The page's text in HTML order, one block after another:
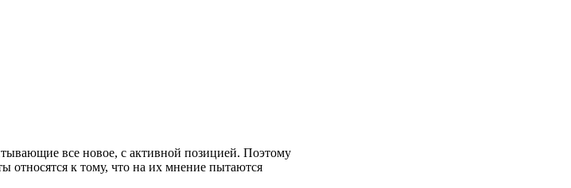
все новое, с активной позицией. Поэтому
относятся к тому, что на их мнение пытаются